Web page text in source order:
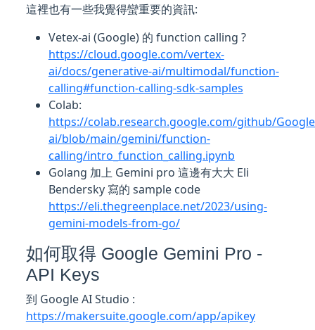
這裡也有一些我覺得蠻重要的資訊:
Vetex-ai (Google) 的 function calling ?
https://cloud.google.com/vertex-
ai/docs/generative-ai/multimodal/function-
calling#function-calling-sdk-samples
Colab:
https://colab.research.google.com/github/
ai/blob/main/gemini/function-
calling/intro_function_calling.ipynb
Golang 加上 Gemini pro 這邊有大大 Eli
Bendersky 寫的 sample code
https://eli.thegreenplace.net/2023/using-
gemini-models-from-go/
如何取得 Google Gemini Pro -
API Keys
到 Google AI Studio :
https://makersuite.google.com/app/apikey